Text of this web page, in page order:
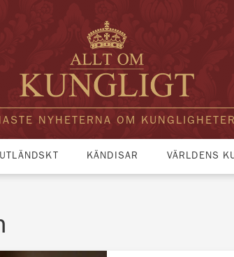
NYHETERNA OM KUNGLIGHETER
UTLÄNDSKT KÄNDISAR VÄRLDENS